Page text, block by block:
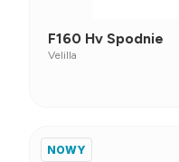
F160 Hv Spodnie
Velilla
NOWY